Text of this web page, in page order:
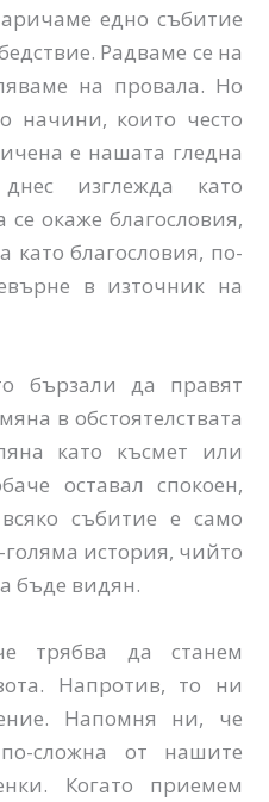
едно събитие
Радваме се на
на провала. Но
начини, които често
е нашата гледна
изглежда като
окаже благословия,
като благословия, по-
в източник на
бързали да правят
в обстоятелствата
като късмет или
оставал спокоен,
събитие е само
история, чийто
бъде видян.
трябва да станем
Напротив, то ни
Напомня ни, че
сложна от нашите
Когато приемем